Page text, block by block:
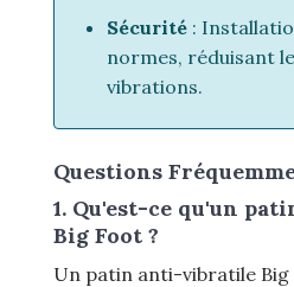
Sécurité :
normes, réduisant
vibrations.
Questions
1. Qu'est-ce qu'un
Big Foot ?
Un patin anti-vibratile